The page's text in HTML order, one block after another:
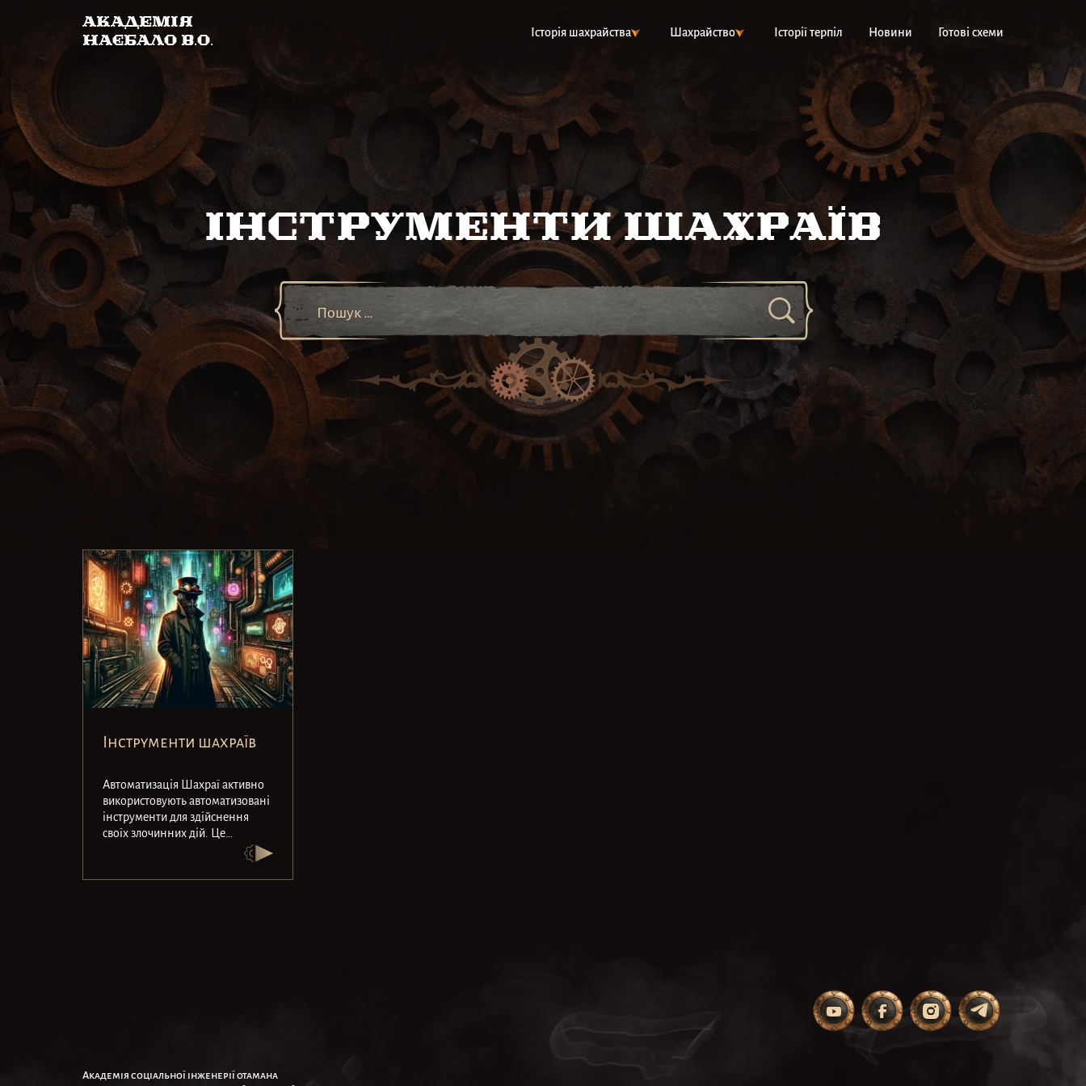
Академія
Наєбало В.О.
Історія шахрайства Шахрайство Історії терпіл Новини Готові схеми
Інструменти шахраїв
Інструменти шахраїв
Автоматизація ​​Шахраї активно
використовують автоматизовані
інструменти для здійснення
своїх злочинних дій. Це
ефективність і…
Академія соціальної інженерії отамана